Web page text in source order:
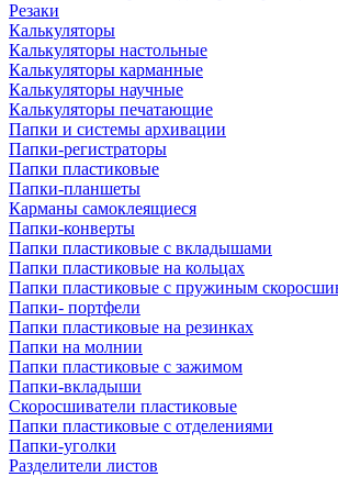
Резаки
Калькуляторы
Калькуляторы настольные
Калькуляторы карманные
Калькуляторы научные
Калькуляторы печатающие
Папки и системы архивации
Папки-регистраторы
Папки пластиковые
Папки-планшеты
Карманы самоклеящиеся
Папки-конверты
Папки пластиковые с вкладышами
Папки пластиковые на кольцах
Папки пластиковые с пружиным
Папки- портфели
Папки пластиковые на резинках
Папки на молнии
Папки пластиковые с зажимом
Папки-вкладыши
Скоросшиватели пластиковые
Папки пластиковые с отделениями
Папки-уголки
Разделители листов